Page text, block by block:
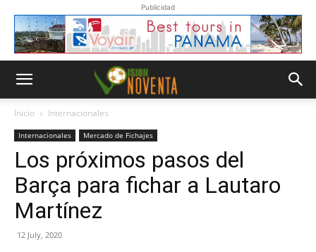
Publicidad
Inicio Internacionales
Internacionales Mercado de Fichajes
Los próximos pasos del
Barça para fichar a Lautaro
Martínez
12 July, 2020